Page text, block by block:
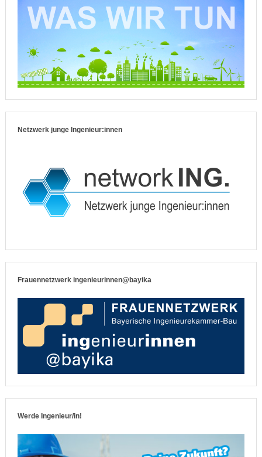
Netzwerk junge Ingenieur:innen
Frauennetzwerk ingenieurinnen@bayika
Werde Ingenieur/in!